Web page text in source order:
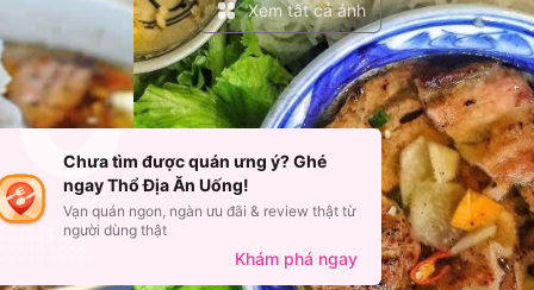
Xem tất cả ảnh
Chưa tìm được quán ưng ý? Ghé
ngay Thổ Địa Ăn Uống!
Vạn quán ngon, ngàn ưu đãi & review thật từ
người dùng thật
Khám phá ngay